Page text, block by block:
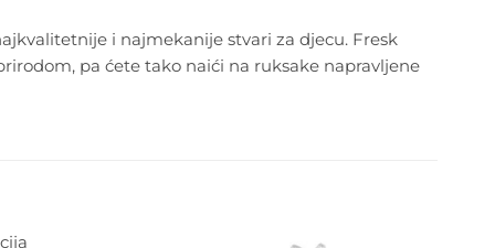
i najmekanije stvari za djecu. Fresk
pa ćete tako naići na ruksake napravljene